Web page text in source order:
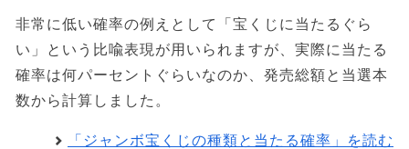
非常に低い確率の例えとして「宝くじに当たるぐら
い」という比喩表現が用いられますが、実際に当たる
確率は何パーセントぐらいなのか、発売総額と当選本
数から計算しました。
「ジャンボ宝くじの種類と当たる確率」を読む